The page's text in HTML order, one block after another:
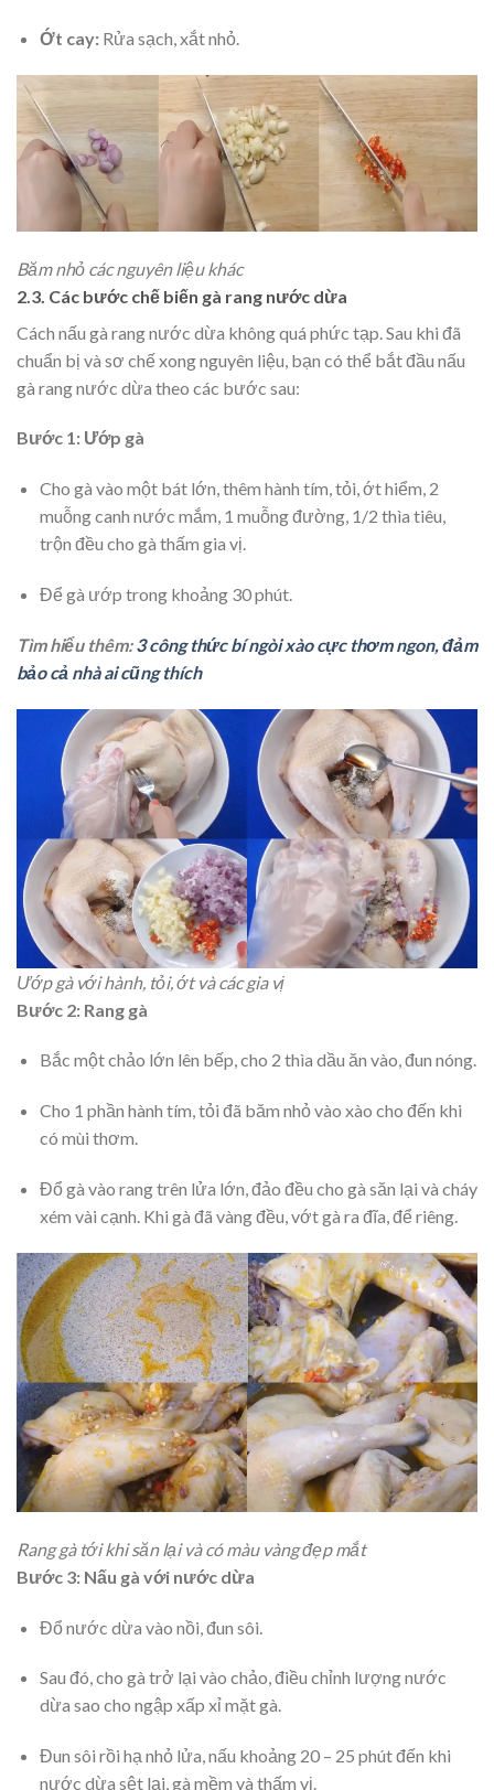
Ớt cay: Rửa sạch, xắt nhỏ.
Băm nhỏ các nguyên liệu khác
2.3. Các bước chế biến gà rang nước dừa
Cách nấu gà rang nước dừa không quá phức tạp. Sau khi đã
chuẩn bị và sơ chế xong nguyên liệu, bạn có thể bắt đầu nấu
gà rang nước dừa theo các bước sau:
Bước 1: Ướp gà
Cho gà vào một bát lớn, thêm hành tím, tỏi, ớt hiểm, 2
muỗng canh nước mắm, 1 muỗng đường, 1/2 thìa tiêu,
trộn đều cho gà thấm gia vị.
Để gà ướp trong khoảng 30 phút.
Tìm hiểu thêm:3 công thức bí ngòi xào cực thơm ngon, đảm
bảo cả nhà ai cũng thích
Ướp gà với hành, tỏi, ớt và các gia vị
Bước 2: Rang gà
Bắc một chảo lớn lên bếp, cho 2 thìa dầu ăn vào, đun nóng.
Cho 1 phần hành tím, tỏi đã băm nhỏ vào xào cho đến khi
có mùi thơm.
Đổ gà vào rang trên lửa lớn, đảo đều cho gà săn lại và cháy
xém vài cạnh. Khi gà đã vàng đều, vớt gà ra đĩa, để riêng.
Rang gà tới khi săn lại và có màu vàng đẹp mắt
Bước 3: Nấu gà với nước dừa
Đổ nước dừa vào nồi, đun sôi.
Sau đó, cho gà trở lại vào chảo, điều chỉnh lượng nước
dừa sao cho ngập xấp xỉ mặt gà.
Đun sôi rồi hạ nhỏ lửa, nấu khoảng 20 – 25 phút đến khi
nước dừa sệt lại, gà mềm và thấm vị.